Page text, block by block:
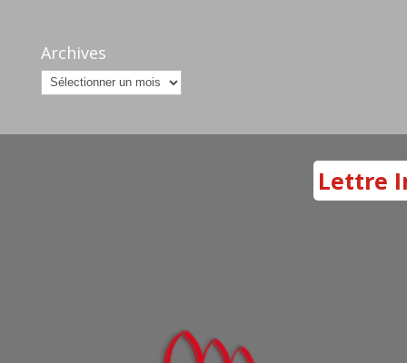
Archives
Archives
Lettre